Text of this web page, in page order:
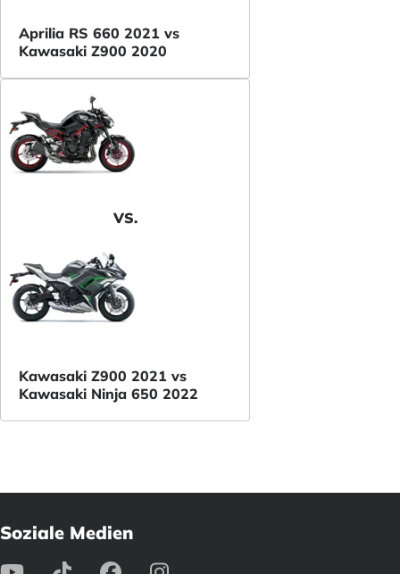
Aprilia RS 660 2021 vs
Kawasaki Z900 2020
VS.
Kawasaki Z900 2021 vs
Kawasaki Ninja 650 2022
Soziale Medien